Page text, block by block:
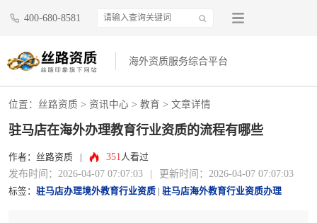
400-680-8581
海外资质服务综合平台
位置： 丝路资质 > 资讯中心 > 教育 > 文章详情
驻马店在海外办理教育行业资质的流程有哪些
作者：丝路资质 351人看过
发布时间：2026-04-07 07:07:03 更新时间：2026-04-07 07:07:03
标签： 驻马店办理境外教育行业资质 驻马店海外教育行业资质办理